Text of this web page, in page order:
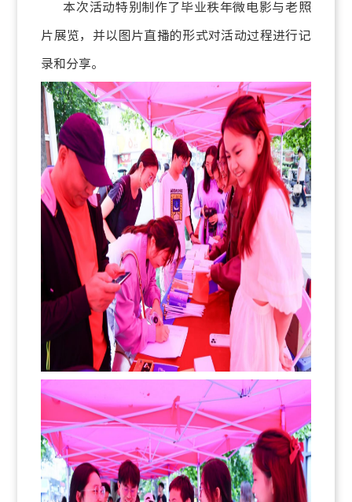
本次活动特别制作了毕业秩年微电影与老照
片展览，并以图片直播的形式对活动过程进行记
录和分享。